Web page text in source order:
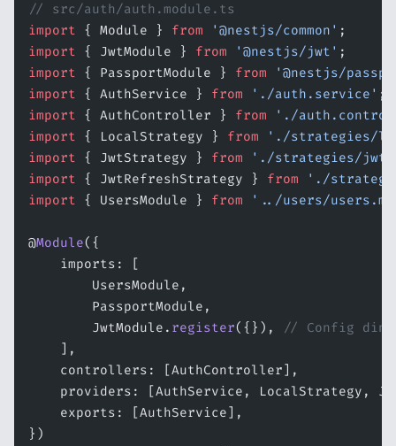
// src/auth/auth.module.ts
import { Module } from '@nestjs/common' ;
import { JwtModule } from '@nestjs/jwt' ;
import { PassportModule } from '@nestjs/
import { AuthService } from './auth.service' ;
import { AuthController } from './
import { LocalStrategy } from './strategies/
import { JwtStrategy } from './strategies/
import { JwtRefreshStrategy } from './
import { UsersModule } from '../users/
@Module({
    imports: [
        UsersModule,
        PassportModule,
        JwtModule.
register({}),
// Config
    ],
    controllers: [AuthController],
providers: [AuthService, LocalStrategy,
    exports: [AuthService],
})